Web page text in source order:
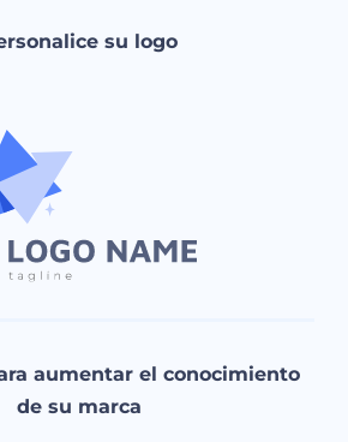
su logo
aumentar el conocimiento
de su marca